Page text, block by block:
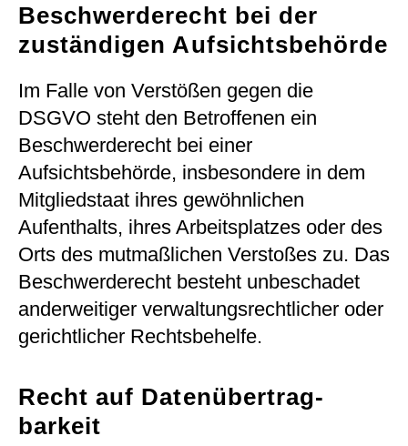
Beschwerde­recht bei der
zuständigen Aufsichts­behörde
Im Falle von Verstößen gegen die
DSGVO steht den Betroffenen ein
Beschwerderecht bei einer
Aufsichtsbehörde, insbesondere in dem
Mitgliedstaat ihres gewöhnlichen
Aufenthalts, ihres Arbeitsplatzes oder des
Orts des mutmaßlichen Verstoßes zu. Das
Beschwerderecht besteht unbeschadet
anderweitiger verwaltungsrechtlicher oder
gerichtlicher Rechtsbehelfe.
Recht auf Daten­übertrag­
barkeit